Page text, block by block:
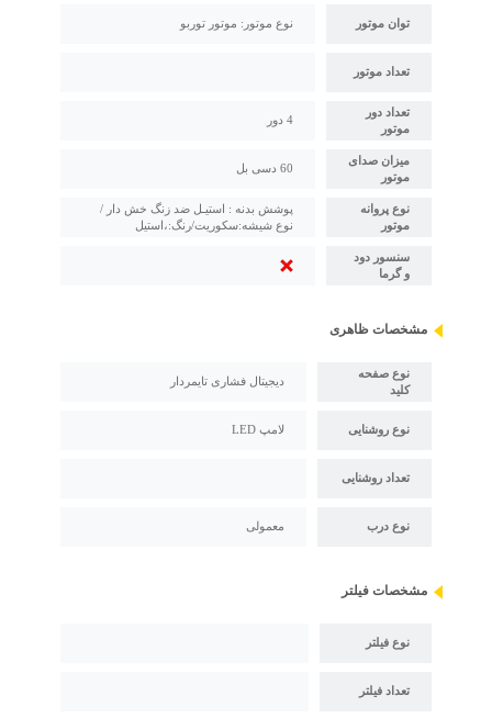
توان موتور نوع موتور: موتور توربو
تعداد موتور
تعداد دور
موتور
4 دور
میزان صدای
موتور
60 دسی بل
نوع پروانه
موتور
پوشش بدنه : استیـل ضد زنگ خش دار /
نوع شیشه:سکوریت/رنگ:،استیل
سنسور دود
و گرما
مشخصات ظاهری
نوع صفحه
کلید
دیجیتال فشاری تایمردار
نوع روشنایی لامپ LED
تعداد روشنایی
نوع درب معمولی
مشخصات فیلتر
نوع فیلتر
تعداد فیلتر